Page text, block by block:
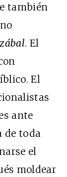
también
. El
El
ante
de toda
el
moldear